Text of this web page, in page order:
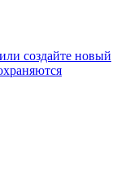
создайте новый